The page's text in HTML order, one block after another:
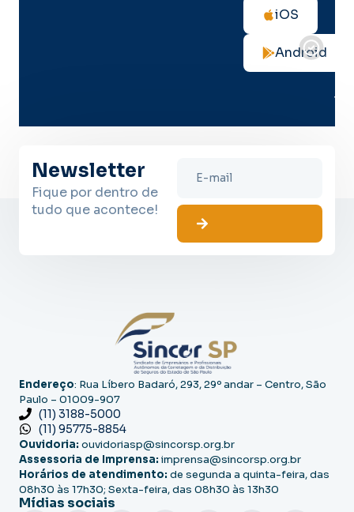
iOS
Android
no
Newsletter
Fique por dentro de
tudo que acontece!
Endereço: Rua Líbero Badaró, 293, 29º andar – Centro, São
Paulo – 01009-907
(11) 3188-5000
(11) 95775-8854
Ouvidoria: ouvidoriasp@sincorsp.org.br
Assessoria de Imprensa: imprensa@sincorsp.org.br
Horários de atendimento: de segunda a quinta-feira, das
08h30 às 17h30; Sexta-feira, das 08h30 às 13h30
Mídias sociais